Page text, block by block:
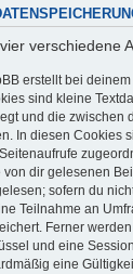
verschiedene
erstellt bei
sind kleine
und die zwischen
In diesen Cookies
von dir gelesenen
sofern du
Teilnahme an
Ferner
und eine
eine